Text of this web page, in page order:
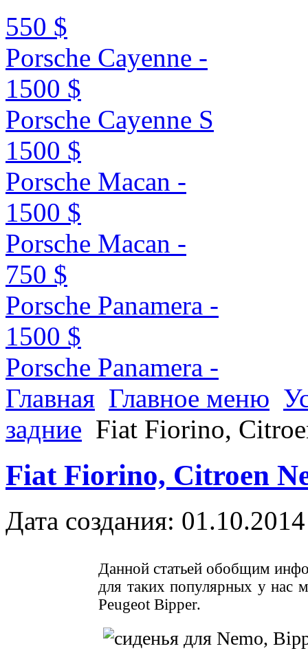
550 $
Porsche Cayenne -
1500 $
Porsche Cayenne S
1500 $
Porsche Macan -
1500 $
Porsche Macan -
750 $
Porsche Panamera -
1500 $
Porsche Panamera -
Главная Главное меню
задние Fiat Fiorino,
Fiat Fiorino, Citroen
Дата создания: 01.10.2014
Данной статьей обобщим
для таких популярных у нас
Peugeot Bipper.